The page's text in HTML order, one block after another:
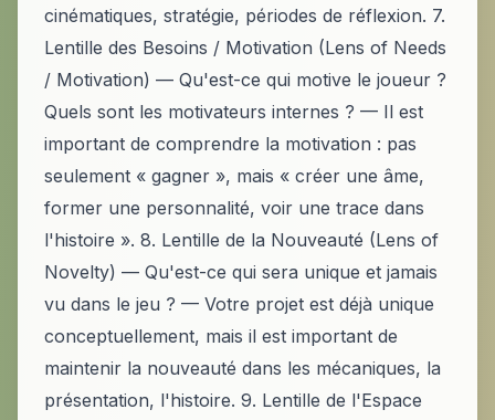
cinématiques, stratégie, périodes de réflexion. 7.
Lentille des Besoins / Motivation (Lens of Needs
/ Motivation) — Qu'est-ce qui motive le joueur ?
Quels sont les motivateurs internes ? — Il est
important de comprendre la motivation : pas
seulement « gagner », mais « créer une âme,
former une personnalité, voir une trace dans
l'histoire ». 8. Lentille de la Nouveauté (Lens of
Novelty) — Qu'est-ce qui sera unique et jamais
vu dans le jeu ? — Votre projet est déjà unique
conceptuellement, mais il est important de
maintenir la nouveauté dans les mécaniques, la
présentation, l'histoire. 9. Lentille de l'Espace